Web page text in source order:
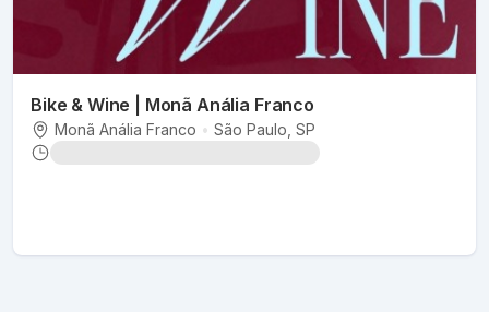
Bike & Wine | Monã Anália Franco
Monã Anália Franco • São Paulo , SP